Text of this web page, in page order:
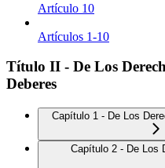
Artículo 10
Artículos 1-10
Título II - De Los
Deberes
Capítulo 1 - De Los
Capítulo 2 - De Los